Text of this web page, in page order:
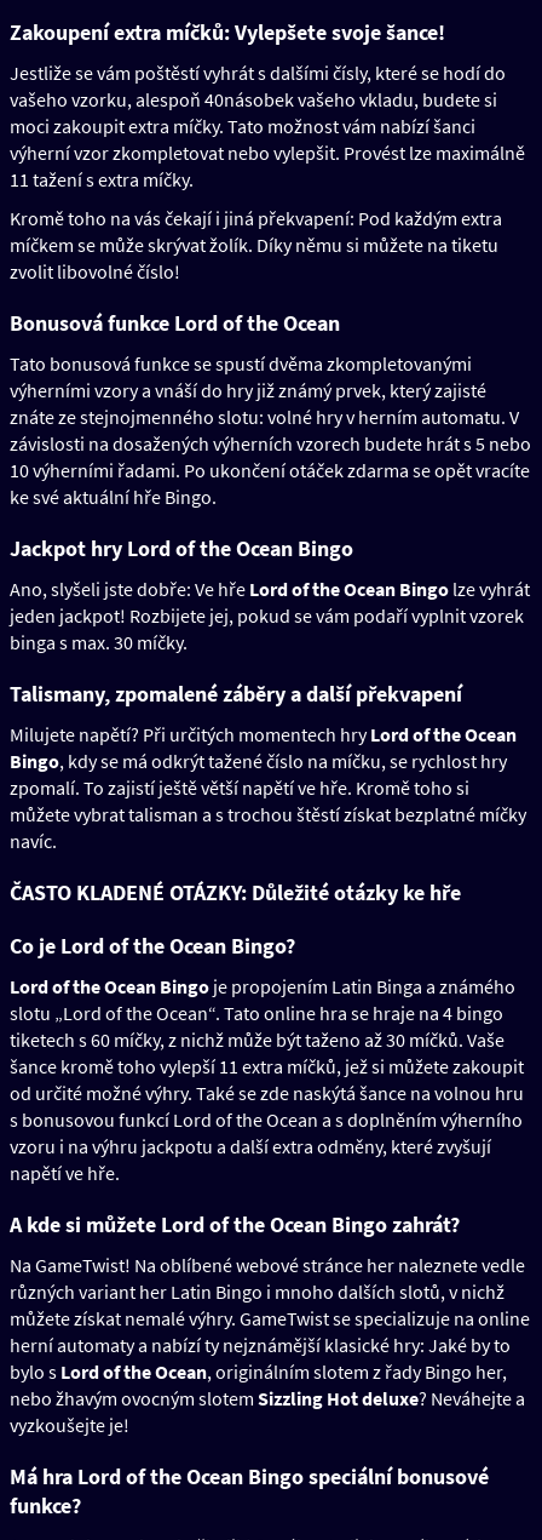
Zakoupení extra míčků: Vylepšete svoje šance!
Jestliže se vám poštěstí vyhrát s dalšími čísly, které se hodí do
vašeho vzorku, alespoň 40násobek vašeho vkladu, budete si
moci zakoupit extra míčky. Tato možnost vám nabízí šanci
výherní vzor zkompletovat nebo vylepšit. Provést lze maximálně
11 tažení s extra míčky.
Kromě toho na vás čekají i jiná překvapení: Pod každým extra
míčkem se může skrývat žolík. Díky němu si můžete na tiketu
zvolit libovolné číslo!
Bonusová funkce Lord of the Ocean
Tato bonusová funkce se spustí dvěma zkompletovanými
výherními vzory a vnáší do hry již známý prvek, který zajisté
znáte ze stejnojmenného slotu: volné hry v herním automatu. V
závislosti na dosažených výherních vzorech budete hrát s 5 nebo
10 výherními řadami. Po ukončení otáček zdarma se opět vracíte
ke své aktuální hře Bingo.
Jackpot hry Lord of the Ocean Bingo
Ano, slyšeli jste dobře: Ve hře Lord of the Ocean Bingo lze vyhrát
jeden jackpot! Rozbijete jej, pokud se vám podaří vyplnit vzorek
binga s max. 30 míčky.
Talismany, zpomalené záběry a další překvapení
Milujete napětí? Při určitých momentech hryLord of the Ocean
Bingo, kdy se má odkrýt tažené číslo na míčku, se rychlost hry
zpomalí. To zajistí ještě větší napětí ve hře. Kromě toho si
můžete vybrat talisman a s trochou štěstí získat bezplatné míčky
navíc.
ČASTO KLADENÉ OTÁZKY: Důležité otázky ke hře
Co je Lord of the Ocean Bingo?
Lord of the Ocean Bingo je propojením Latin Binga a známého
slotu „Lord of the Ocean“. Tato online hra se hraje na 4 bingo
tiketech s 60 míčky, z nichž může být taženo až 30 míčků. Vaše
šance kromě toho vylepší 11 extra míčků, jež si můžete zakoupit
od určité možné výhry. Také se zde naskýtá šance na volnou hru
s bonusovou funkcí Lord of the Ocean a s doplněním výherního
vzoru i na výhru jackpotu a další extra odměny, které zvyšují
napětí ve hře.
A kde si můžete Lord of the Ocean Bingo zahrát?
Na GameTwist! Na oblíbené webové stránce her naleznete vedle
různých variant her Latin Bingo i mnoho dalších slotů, v nichž
můžete získat nemalé výhry. GameTwist se specializuje na online
herní automaty a nabízí ty nejznámější klasické hry: Jaké by to
bylo s Lord of the Ocean, originálním slotem z řady Bingo her,
nebo žhavým ovocným slotem Sizzling Hot deluxe? Neváhejte a
vyzkoušejte je!
Má hra Lord of the Ocean Bingo speciální bonusové
funkce?